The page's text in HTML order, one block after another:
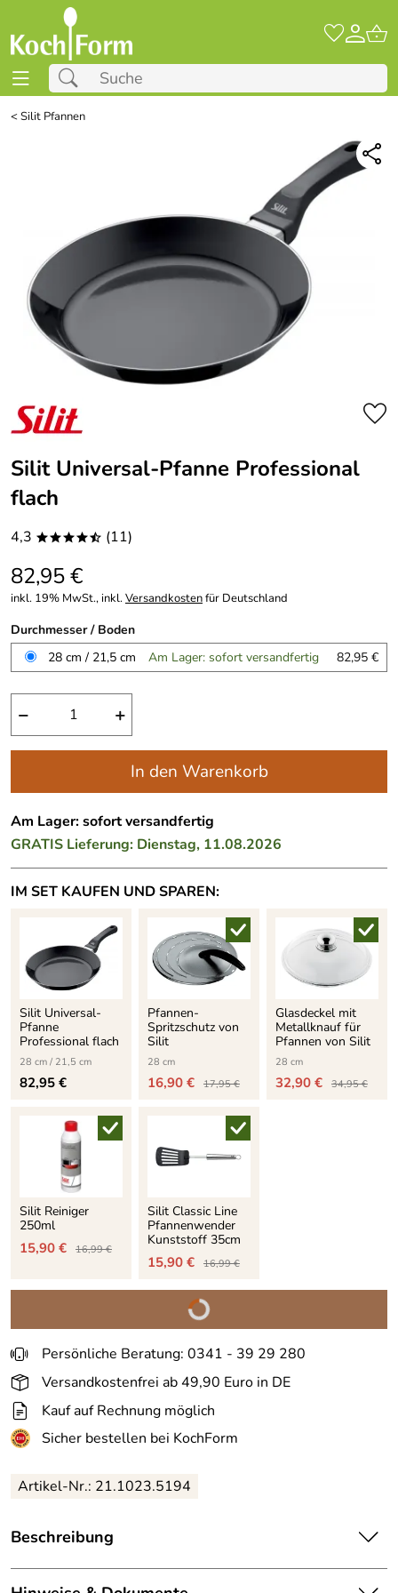
<Silit Pfannen
Silit Universal-Pfanne Professional
flach
4,3 ****/ (11)
82,95 €
inkl. 19% MwSt., inkl.Versandkostenfür Deutschland
Durchmesser / Boden
28 cm / 21,5 cm
Am Lager: sofort versandfertig 82,95 €
− +
In den Warenkorb
Am Lager: sofort versandfertig
GRATIS Lieferung: Dienstag, 11.08.2026
IM SET KAUFEN UND SPAREN:
Silit Universal-
Pfanne
Professional flach
28 cm / 21,5 cm
82,95 €
Pfannen-
Spritzschutz von
Silit
28 cm
16,90 € 17,95 €
Glasdeckel mit
Metallknauf für
Pfannen von Silit
28 cm
32,90 € 34,95 €
Silit Reiniger
250ml
15,90 € 16,99 €
Silit Classic Line
Pfannenwender
Kunststoff 35cm
15,90 € 16,99 €
Persönliche Beratung: 0341 - 39 29 280
Versandkostenfrei ab 49,90 Euro in DE
Kauf auf Rechnung möglich
Sicher bestellen bei KochForm
Artikel-Nr.: 21.1023.5194
Beschreibung
Universal-PfanneProfessional flach vonSilit. Die